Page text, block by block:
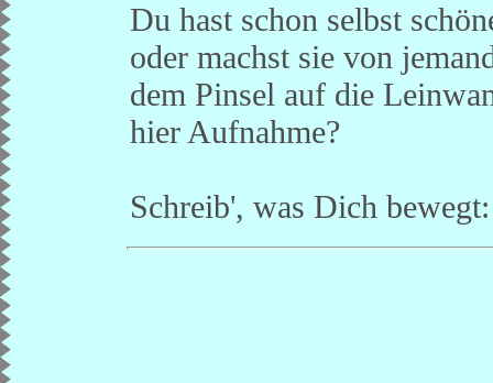
Du hast schon selbst
oder machst sie von
dem Pinsel auf die
hier Aufnahme?
Schreib', was Dich